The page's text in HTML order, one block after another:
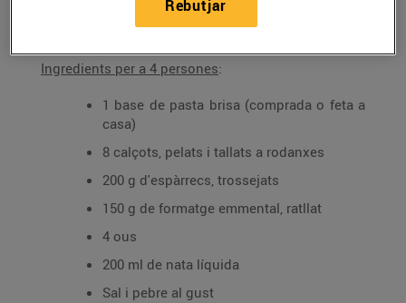
27/de desembre/2023
Ingredients per a 4 persones:
1 base de pasta brisa (comprada o feta a
casa)
8 calçots, pelats i tallats a rodanxes
200 g d'espàrrecs, trossejats
150 g de formatge emmental, ratllat
4 ous
200 ml de nata líquida
Sal i pebre al gust
Rebutjar